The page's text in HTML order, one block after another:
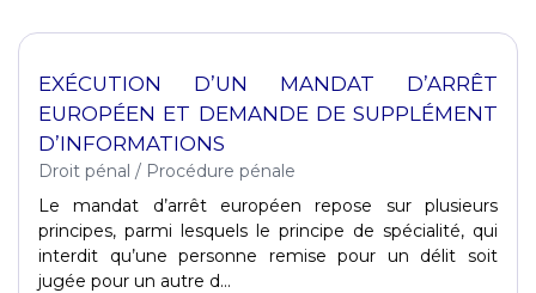
EXÉCUTION D’UN MANDAT D’ARRÊT
EUROPÉEN ET DEMANDE DE SUPPLÉMENT
D’INFORMATIONS
Droit pénal / Procédure pénale
Le mandat d’arrêt européen repose sur plusieurs
principes, parmi lesquels le principe de spécialité, qui
interdit qu’une personne remise pour un délit soit
jugée pour un autre d...